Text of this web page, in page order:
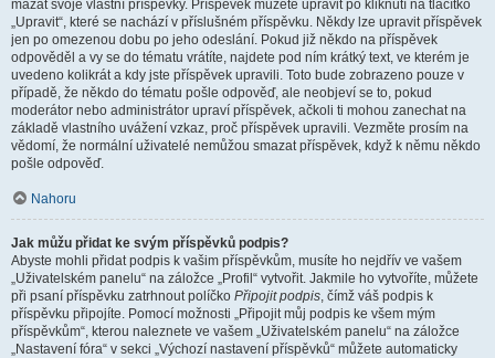
mazat svoje vlastní příspěvky. Příspěvek můžete upravit po kliknutí na tlačítko
„Upravit“, které se nachází v příslušném příspěvku. Někdy lze upravit příspěvek
jen po omezenou dobu po jeho odeslání. Pokud již někdo na příspěvek
odpověděl a vy se do tématu vrátíte, najdete pod ním krátký text, ve kterém je
uvedeno kolikrát a kdy jste příspěvek upravili. Toto bude zobrazeno pouze v
případě, že někdo do tématu pošle odpověď, ale neobjeví se to, pokud
moderátor nebo administrátor upraví příspěvek, ačkoli ti mohou zanechat na
základě vlastního uvážení vzkaz, proč příspěvek upravili. Vezměte prosím na
vědomí, že normální uživatelé nemůžou smazat příspěvek, když k němu někdo
pošle odpověď.
Nahoru
Jak můžu přidat ke svým příspěvků podpis?
Abyste mohli přidat podpis k vašim příspěvkům, musíte ho nejdřív ve vašem
„Uživatelském panelu“ na záložce „Profil“ vytvořit. Jakmile ho vytvoříte, můžete
při psaní příspěvku zatrhnout políčko Připojit podpis, čímž váš podpis k
příspěvku připojíte. Pomocí možnosti „Připojit můj podpis ke všem mým
příspěvkům“, kterou naleznete ve vašem „Uživatelském panelu“ na záložce
„Nastavení fóra“ v sekci „Výchozí nastavení příspěvků“ můžete automaticky